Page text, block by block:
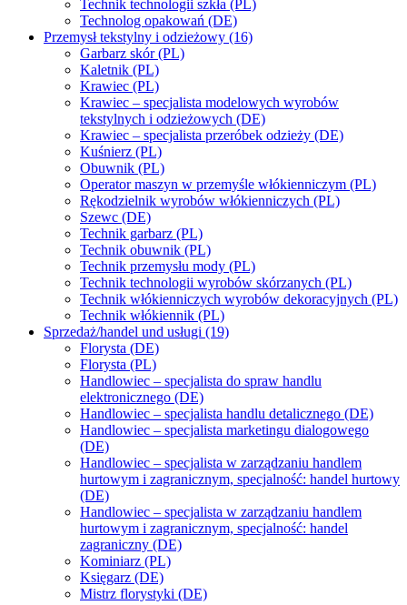
Technik technologii szkła (PL)
Technolog opakowań (DE)
Przemysł tekstylny i odzieżowy (16)
Garbarz skór (PL)
Kaletnik (PL)
Krawiec (PL)
Krawiec – specjalista modelowych wyrobów
tekstylnych i odzieżowych (DE)
Krawiec – specjalista przeróbek odzieży (DE)
Kuśnierz (PL)
Obuwnik (PL)
Operator maszyn w przemyśle włókienniczym (PL)
Rękodzielnik wyrobów włókienniczych (PL)
Szewc (DE)
Technik garbarz (PL)
Technik obuwnik (PL)
Technik przemysłu mody (PL)
Technik technologii wyrobów skórzanych (PL)
Technik włókienniczych wyrobów dekoracyjnych (PL)
Technik włókiennik (PL)
Sprzedaż/handel und usługi (19)
Florysta (DE)
Florysta (PL)
Handlowiec – specjalista do spraw handlu
elektronicznego (DE)
Handlowiec – specjalista handlu detalicznego (DE)
Handlowiec – specjalista marketingu dialogowego
(DE)
Handlowiec – specjalista w zarządzaniu handlem
hurtowym i zagranicznym, specjalność: handel hurtowy
(DE)
Handlowiec – specjalista w zarządzaniu handlem
hurtowym i zagranicznym, specjalność: handel
zagraniczny (DE)
Kominiarz (PL)
Księgarz (DE)
Mistrz florystyki (DE)